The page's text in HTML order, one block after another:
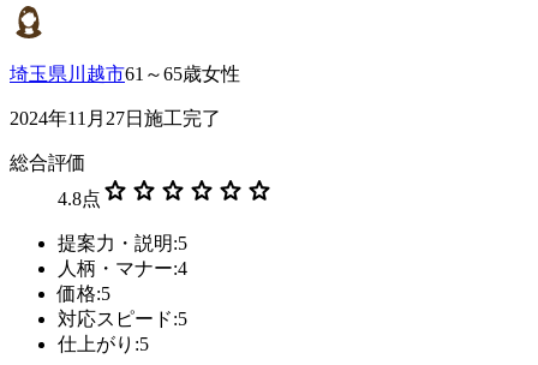
埼玉県川越市61～65歳女性
2024年11月27日施工完了
総合評価
4.8点 star star star star star star
提案力・説明:5
人柄・マナー:4
価格:5
対応スピード:5
仕上がり:5